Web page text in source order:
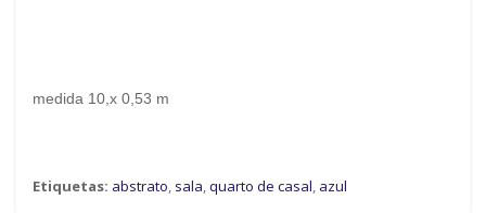
medida 10,x 0,53 m
Etiquetas: abstrato, sala,quarto de casal, azul